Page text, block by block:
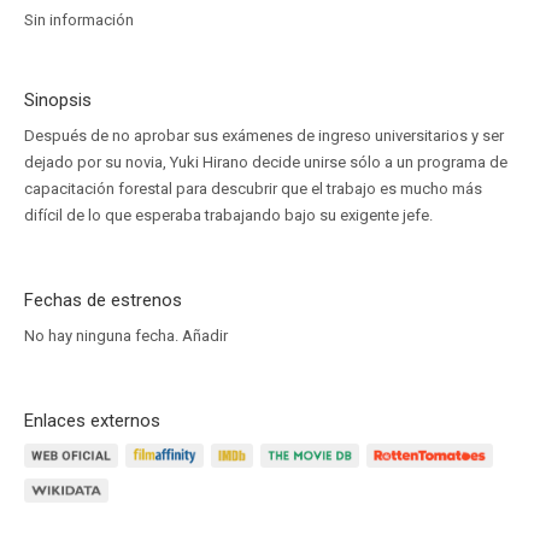
Sin información
Sinopsis
Después de no aprobar sus exámenes de ingreso universitarios y ser
dejado por su novia, Yuki Hirano decide unirse sólo a un programa de
capacitación forestal para descubrir que el trabajo es mucho más
difícil de lo que esperaba trabajando bajo su exigente jefe.
Fechas de estrenos
No hay ninguna fecha. Añadir
Enlaces externos